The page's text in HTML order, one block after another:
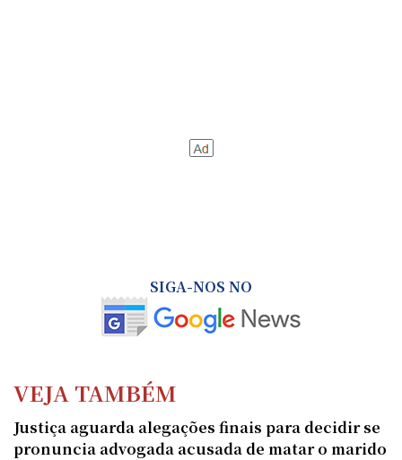
SIGA-NOS NO
VEJA TAMBÉM
Justiça aguarda alegações finais para decidir se
pronuncia advogada acusada de matar o marido